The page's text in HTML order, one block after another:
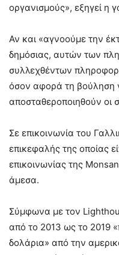
οργανισμούς», εξηγεί η
Αν και «αγνοούμε την
δημόσιας, αυτών των
συλλεχθέντων
όσον αφορά τη βούληση
αποσταθεροποιηθούν οι
Σε επικοινωνία του
επικεφαλής της οποίας
επικοινωνίας της
άμεσα.
Σύμφωνα με τον
από το 2013 ως το 2019
δολάρια» από την